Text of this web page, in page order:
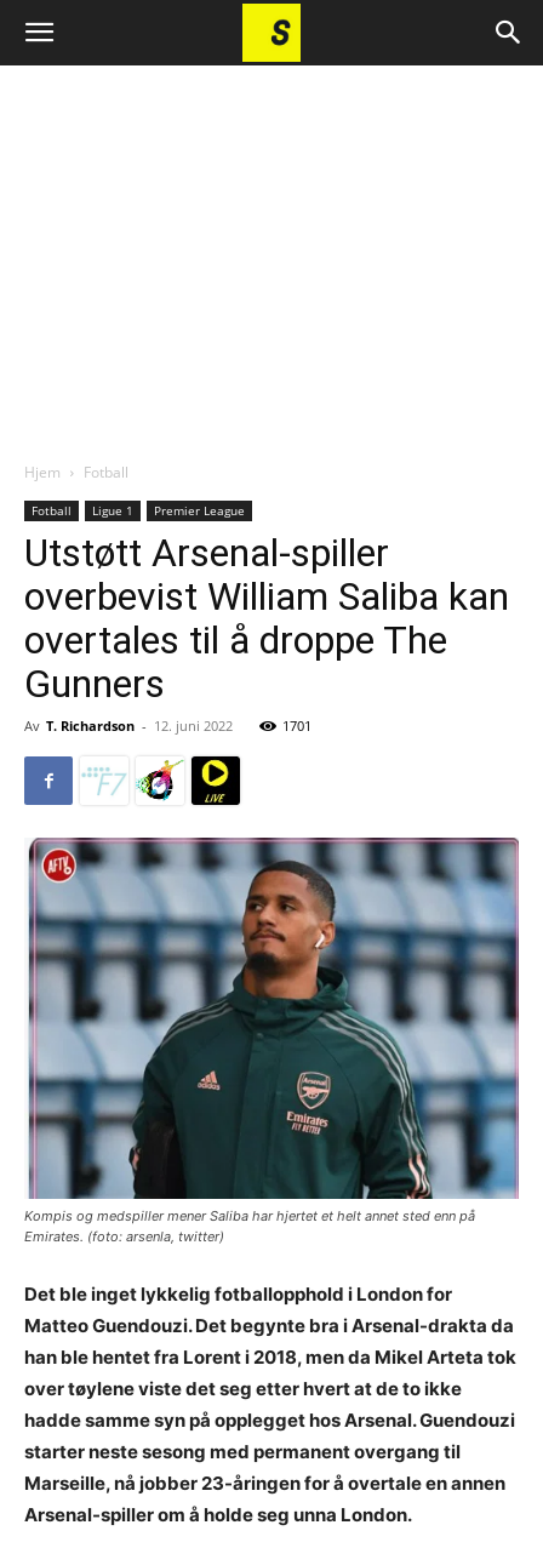
Hjem Fotball
Fotball Ligue 1 Premier League
Utstøtt Arsenal-spiller
overbevist William Saliba kan
overtales til å droppe The
Gunners
Av T. Richardson - 12. juni 2022 1701
Kompis og medspiller mener Saliba har hjertet et helt annet sted enn på
Emirates. (foto: arsenla, twitter)
Det ble inget lykkelig fotballopphold i London for
Matteo Guendouzi. Det begynte bra i Arsenal-drakta da
han ble hentet fra Lorent i 2018, men da Mikel Arteta tok
over tøylene viste det seg etter hvert at de to ikke
hadde samme syn på opplegget hos Arsenal. Guendouzi
starter neste sesong med permanent overgang til
Marseille, nå jobber 23-åringen for å overtale en annen
Arsenal-spiller om å holde seg unna London.